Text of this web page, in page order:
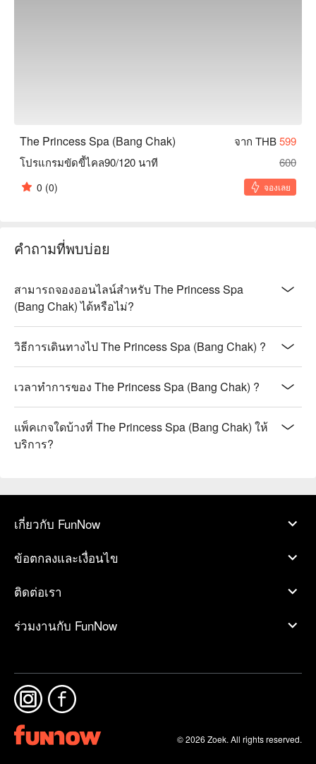
The Princess Spa (Bang Chak) จาก THB599
โปรแกรมขัดขี้ไคล90/120 นาที
600
0 (0) จองเลย
คำถามที่พบบ่อย
สามารถจองออนไลน์สำหรับ The Princess Spa
(Bang Chak) ได้หรือไม่?
วิธีการเดินทางไป The Princess Spa (Bang Chak) ?
เวลาทำการของ The Princess Spa (Bang Chak) ?
แพ็คเกจใดบ้างที่ The Princess Spa (Bang Chak) ให้
บริการ?
เกี่ยวกับ FunNow
ข้อตกลงและเงื่อนไข
ติดต่อเรา
ร่วมงานกับ FunNow
© 2026 Zoek. All rights reserved.